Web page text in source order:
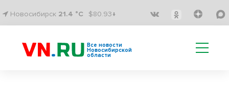
Новосибирск 21.4 °C $80.93↓
Все новости
Новосибирской
области